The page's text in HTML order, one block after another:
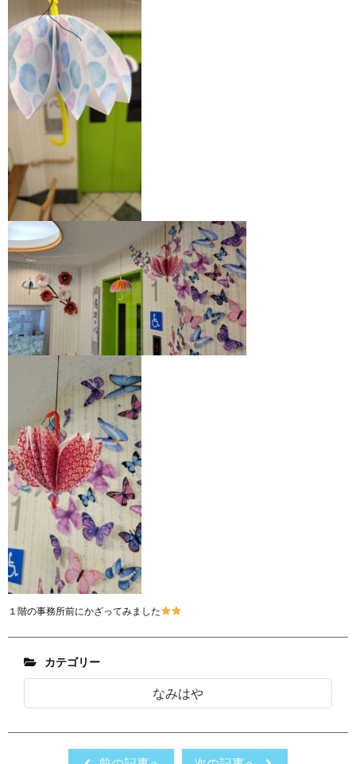
１階の事務所前にかざってみました
カテゴリー
なみはや